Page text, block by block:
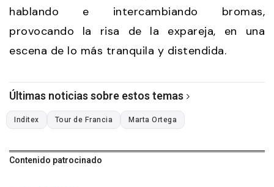
hablando e intercambiando bromas,
provocando la risa de la expareja, en una
escena de lo más tranquila y distendida.
Últimas noticias sobre estos temas
Inditex Tour de Francia Marta Ortega
Contenido patrocinado